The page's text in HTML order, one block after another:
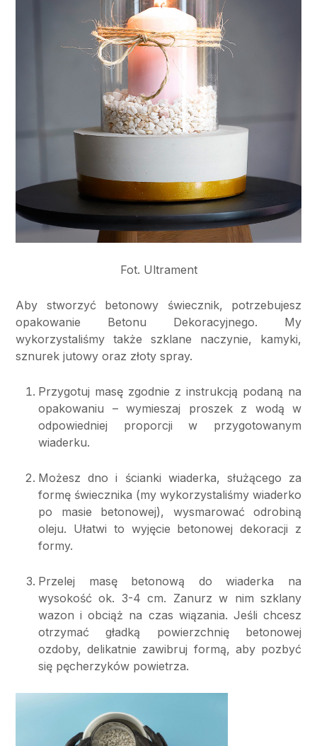
Fot. Ultrament
Aby stworzyć betonowy świecznik, potrzebujesz
opakowanie Betonu Dekoracyjnego. My
wykorzystaliśmy także szklane naczynie, kamyki,
sznurek jutowy oraz złoty spray.
Przygotuj masę zgodnie z instrukcją podaną na
opakowaniu – wymieszaj proszek z wodą w
odpowiedniej proporcji w przygotowanym
wiaderku.
Możesz dno i ścianki wiaderka, służącego za
formę świecznika (my wykorzystaliśmy wiaderko
po masie betonowej), wysmarować odrobiną
oleju. Ułatwi to wyjęcie betonowej dekoracji z
formy.
Przelej masę betonową do wiaderka na
wysokość ok. 3-4 cm. Zanurz w nim szklany
wazon i obciąż na czas wiązania. Jeśli chcesz
otrzymać gładką powierzchnię betonowej
ozdoby, delikatnie zawibruj formą, aby pozbyć
się pęcherzyków powietrza.